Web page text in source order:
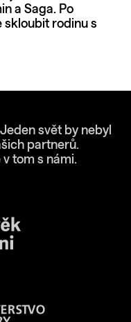
a Saga. Po
rodinu s
svět by nebyl
partnerů.
tom s námi.